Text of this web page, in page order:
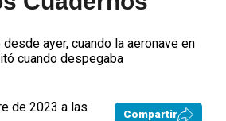
ayer, cuando la aeronave en
cuando despegaba
de 2023 a las
Compartir